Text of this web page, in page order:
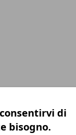
di
bisogno.